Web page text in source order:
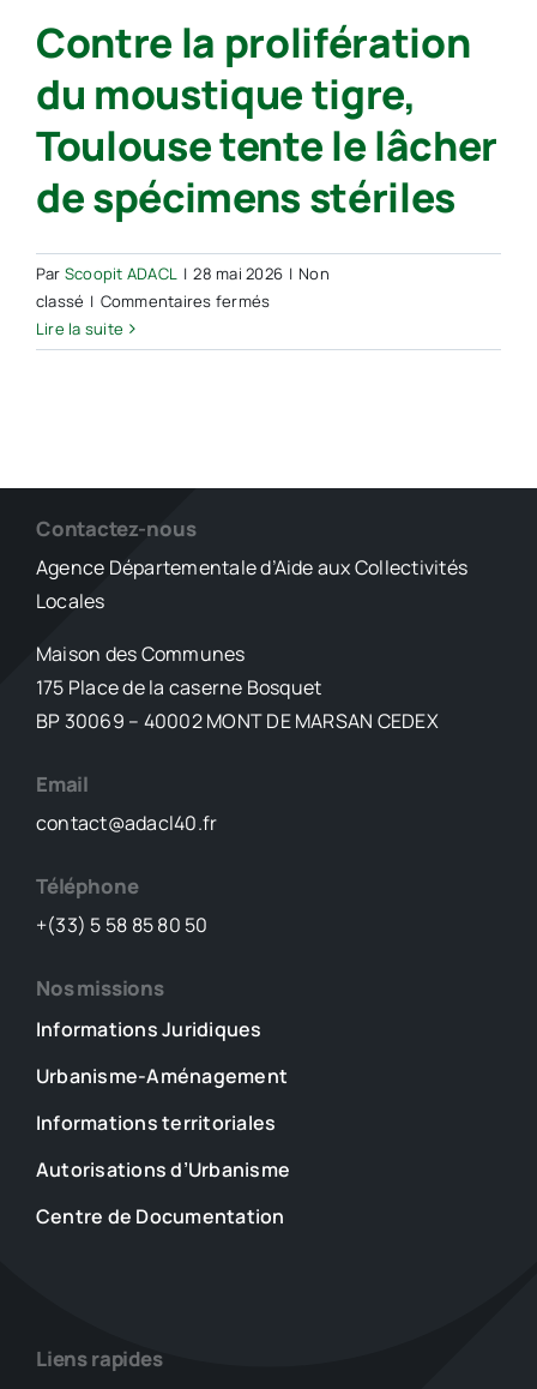
trouvé
la
bonne
formule,
c’est
assez
facile
à
cet
Anglais
dans
guerre
moustique-
son
propre
Contre la prolifération
du moustique tigre,
Toulouse tente le lâcher
de spécimens stériles
Par Scoopit ADACL | 28 mai 2026 | Non
classé | Commentaires ferméssur
la
Toulouse
lâcher
Lire la suite
Contactez-nous
Agence Départementale d’Aide aux Collectivités
Locales
Maison des Communes
175 Place de la caserne Bosquet
BP 30069 – 40002 MONT DE MARSAN CEDEX
Email
contact@adacl40.fr
Téléphone
+(33) 5 58 85 80 50
Nos missions
Informations Juridiques
Urbanisme-Aménagement
Informations territoriales
Autorisations d’Urbanisme
Centre de Documentation
Liens rapides